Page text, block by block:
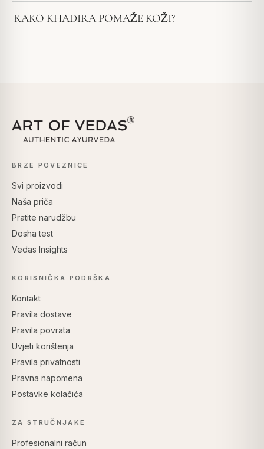
KAKO KHADIRA POMAŽE KOŽI?
BRZE POVEZNICE
Svi proizvodi
Naša priča
Pratite narudžbu
Dosha test
Vedas Insights
KORISNIČKA PODRŠKA
Kontakt
Pravila dostave
Pravila povrata
Uvjeti korištenja
Pravila privatnosti
Pravna napomena
Postavke kolačića
ZA STRUČNJAKE
Profesionalni račun